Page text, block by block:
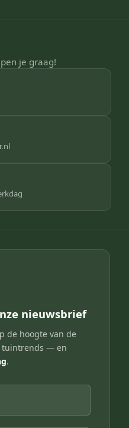
je graag!
nieuwsbrief
de hoogte van de
tuintrends — en
.